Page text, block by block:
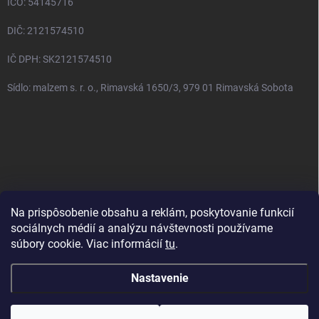
Na prispôsobenie obsahu a reklám, poskytovanie funkcií
sociálnych médií a analýzu návštevnosti používame
súbory cookie. Viac informácií tu.
Nastavenie
DIČ: 2121574510
IČ DPH: SK2121574510
Sídlo: malzem s. r. o., Rimavská 1650/3, 979 01 Rimavská Sobota
Zásady ochrany osobných údajov
Obchodné podmienky
Kontakt
Reklamačný poriadok
Copyright 2026Nádychticha.sk. Všetky práva vyhradené.Upraviť